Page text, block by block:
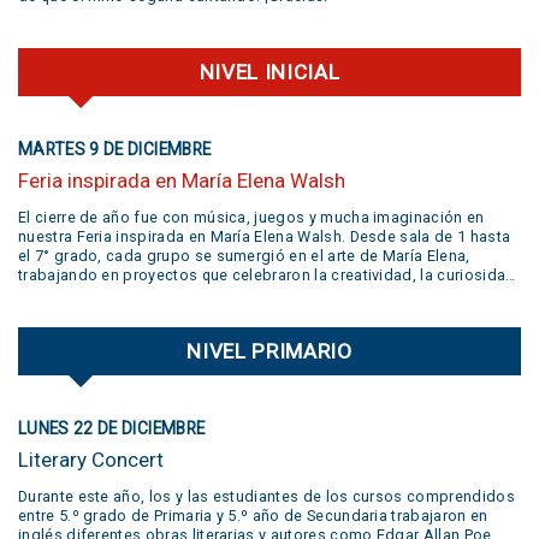
NIVEL INICIAL
MARTES 9 DE DICIEMBRE
Feria inspirada en María Elena Walsh
El cierre de año fue con música, juegos y mucha imaginación en
nuestra Feria inspirada en María Elena Walsh. Desde sala de 1 hasta
el 7° grado, cada grupo se sumergió en el arte de María Elena,
trabajando en proyectos que celebraron la creatividad, la curiosidad,
@jivers.swing por sumarse a cerrar la jornada con su música.
¡Gracias por el talento y la alegría que nos compartieron! VER VIDEO
NIVEL PRIMARIO
LUNES 22 DE DICIEMBRE
Literary Concert
Durante este año, los y las estudiantes de los cursos comprendidos
entre 5.º grado de Primaria y 5.º año de Secundaria trabajaron en
inglés diferentes obras literarias y autores como Edgar Allan Poe,